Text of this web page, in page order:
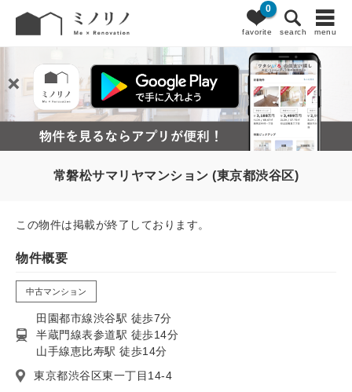
favorite
0
search menu
常磐松サマリヤマンション (東京都渋谷区)
この物件は掲載が終了しております。
物件概要
中古マンション
田園都市線渋谷駅 徒歩7分
半蔵門線表参道駅 徒歩14分
山手線恵比寿駅 徒歩14分
東京都渋谷区東一丁目14-4